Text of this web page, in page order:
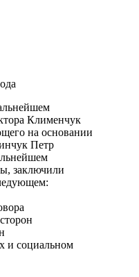
Клименчук
на основании
Петр
заключили
и социальном